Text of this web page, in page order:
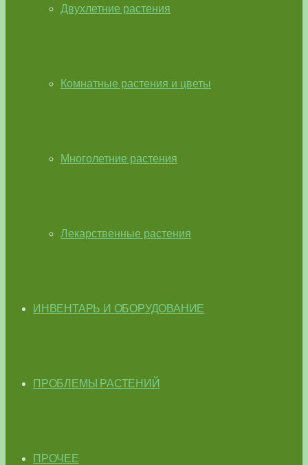
Двухлетние растения
Комнатные растения и цветы
Многолетние растения
Лекарственные растения
ИНВЕНТАРЬ И ОБОРУДОВАНИЕ
ПРОБЛЕМЫ РАСТЕНИЙ
ПРОЧЕЕ